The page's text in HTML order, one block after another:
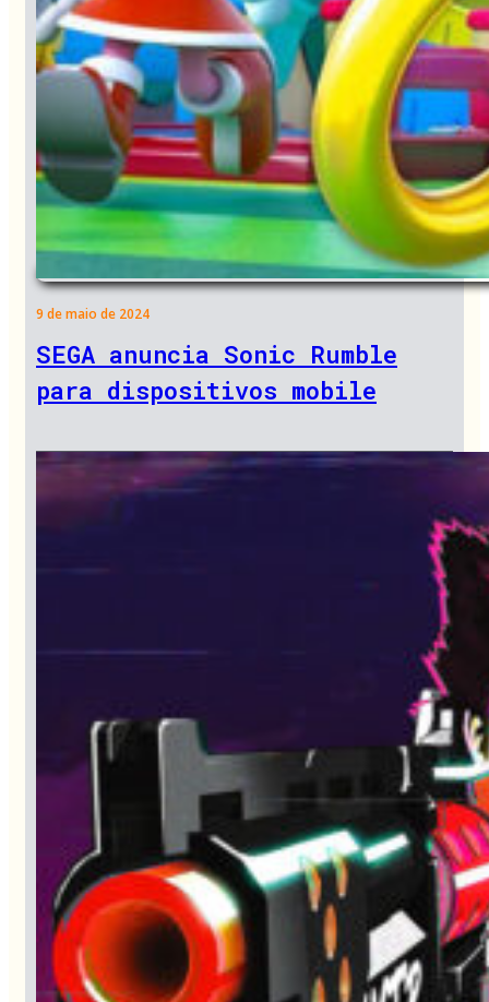
9 de maio de 2024
SEGA anuncia Sonic Rumble
para dispositivos mobile